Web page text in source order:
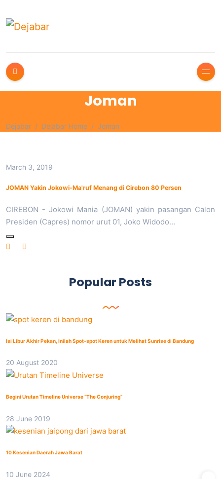
Joman
Dejabar Dejabar Home Joman
March 3, 2019
JOMAN Yakin Jokowi-Ma'ruf Menang di Cirebon 80 Persen
CIREBON - Jokowi Mania (JOMAN) yakin pasangan Calon
Presiden (Capres) nomor urut 01, Joko Widodo…
Popular Posts
Isi Libur Akhir Pekan, Inilah Spot-spot Keren untuk Melihat Sunrise di Bandung
20 August 2020
Begini Urutan Timeline Universe “The Conjuring”
28 June 2019
10 Kesenian Daerah Jawa Barat
10 June 2024